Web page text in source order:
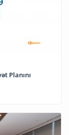
Planını